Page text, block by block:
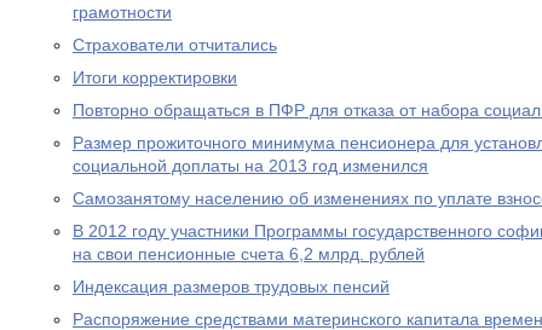
грамотности
Страхователи отчитались
Итоги корректировки
Повторно обращаться в ПФР для отказа от набора
Размер прожиточного минимума пенсионера для
социальной доплаты на 2013 год изменился
Самозанятому населению об изменениях по уплате
В 2012 году участники Программы государственного
на свои пенсионные счета 6,2 млрд. рублей
Индексация размеров трудовых пенсий
Распоряжение средствами материнского капитала